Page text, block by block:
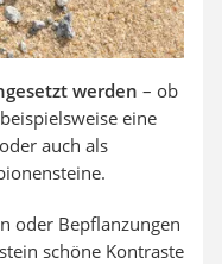
werden – ob
eine
auch als
oder Bepflanzungen
schöne Kontraste